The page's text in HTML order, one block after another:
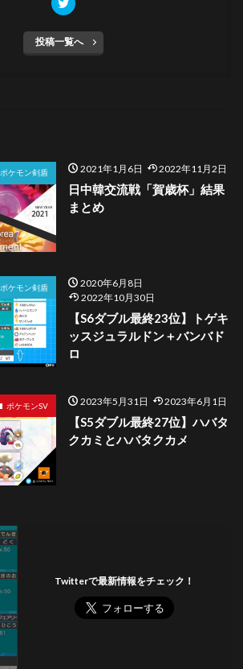
投稿一覧へ
ポケモン剣盾 2021年1月6日 2022年11月2日
日中韓交流戦「賀歳杯」結果
まとめ
ポケモン剣盾
2020年6月8日
2022年10月30日
【S6ダブル最終23位】トゲキ
ッスジュラルドン＋バンバド
ロ
ポケモンSV 2023年5月31日 2023年6月1日
【S5ダブル最終27位】ハバタ
クカミとハバタクカメ
Twitterで最新情報をチェック！